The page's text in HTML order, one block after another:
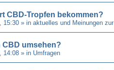
CBD-Tropfen bekommen?
15:30 » in aktuelles und Meinungen
umsehen?
14:08 » in Umfragen